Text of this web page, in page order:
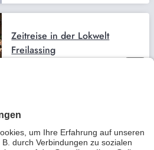
Zeitreise in der Lokwelt
Freilassing
Freilassing lädt zur
Lokweltweihnacht